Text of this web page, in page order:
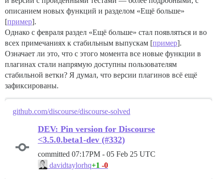
описанием новых функций и разделом «Ещё больше»
[пример].
Однако с февраля раздел «Ещё больше» стал появляться и во
всех примечаниях к стабильным выпускам [пример].
Означает ли это, что с этого момента все новые функции в
плагинах стали напрямую доступны пользователям
стабильной ветки? Я думал, что версии плагинов всё ещё
зафиксированы.
github.com/discourse/discourse-solved
DEV: Pin version for Discourse
<3.5.0.beta1-dev (#332)
committed 07:17PM - 05 Feb 25 UTC
davidtaylorhq+1 -0